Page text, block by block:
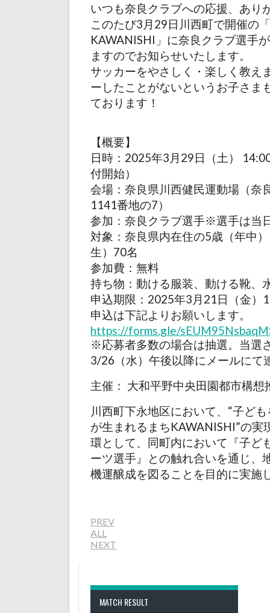
いつも奈良クラブへの応援、あり
このたび3月29日川西町で開催の
KAWANISHI」に奈良クラブ選手
ますのでお知らせいたします。
サッカーをやさしく・楽しく教え
ーしたことがないというお子さま
ております！
【概要】
日時：2025年3月29日（土）
付開始）
会場：奈良県川西健民運動場（奈
1141番地の7）
参加：奈良クラブ選手※選手は当
対象：奈良県内在住の5歳（年中
生）70名
参加費：無料
持ち物：動ける服装、動ける靴、
申込期限：2025年3月21日（金）
申込は下記よりお願いします。
https://forms.gle/
※応募者多数の場合は抽選。当選
3/26（水）午後以降にメールにて
主催： 大和平野中央田園都市構想
川西町下永地区において、“子ど
が生まれるまちKAWANISHI”の実
環として、同町内において『子ど
ーツ選手』との触れ合いを通じ、
機運醸成を図ることを目的に実施
PREV
ALL
NEXT
MATCH RESULT